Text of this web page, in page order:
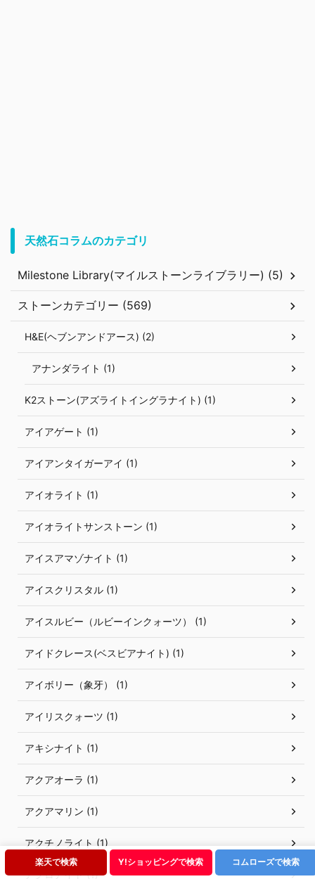
楽天で検索 Y!ショッピングで検索 コムローズで検索
天然石コラムのカテゴリ
Milestone Library(マイルストーンライブラリー) (5)
ストーンカテゴリー (569)
H&E(ヘブンアンドアース) (2)
アナンダライト (1)
K2ストーン(アズライトイングラナイト) (1)
アイアゲート (1)
アイアンタイガーアイ (1)
アイオライト (1)
アイオライトサンストーン (1)
アイスアマゾナイト (1)
アイスクリスタル (1)
アイスルビー（ルビーインクォーツ） (1)
アイドクレース(ベスビアナイト) (1)
アイボリー（象牙） (1)
アイリスクォーツ (1)
アキシナイト (1)
アクアオーラ (1)
アクアマリン (1)
アクチノライト (1)
アクロアイト (1)